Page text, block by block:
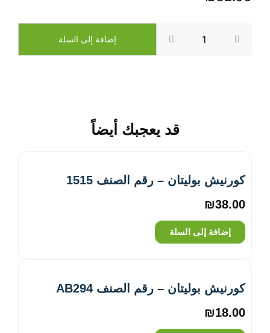
كورنيش
إضافة إلى السلة
قد يعجبك أيضاً
كورنيش بوليتان – رقم الصنف 1515
₪38.00
إضافة إلى السلة
كورنيش بوليتان – رقم الصنف AB294
₪18.00